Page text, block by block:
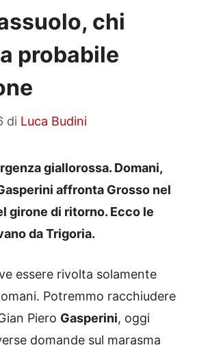
chi
probabile
di Luca Budini
giallorossa. Domani,
affronta Grosso nel
girone di ritorno. Ecco le
da Trigoria.
essere rivolta solamente
Potremmo racchiudere
Piero Gasperini, oggi
domande sul marasma